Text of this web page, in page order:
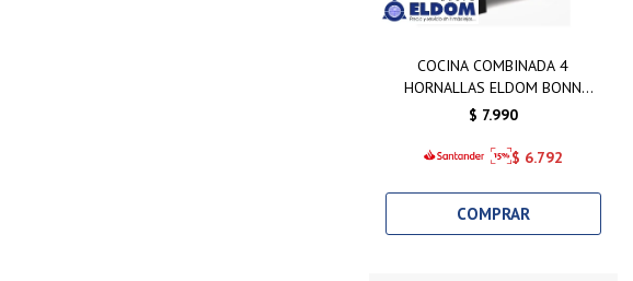
COCINA COMBINADA 4
HORNALLAS ELDOM BONN
NEGRA
$ 7.990
$ 6.792